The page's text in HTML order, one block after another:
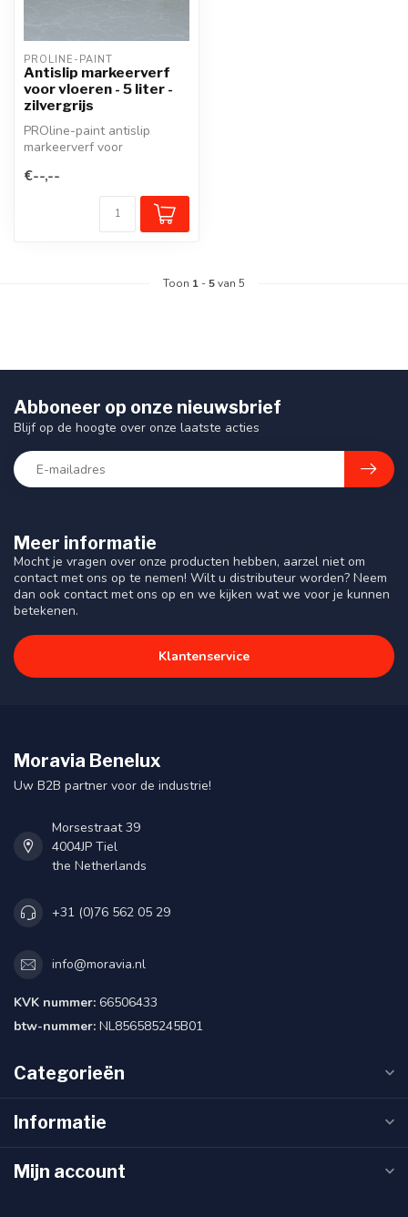
PROLINE-PAINT
Antislip markeerverf
voor vloeren - 5 liter -
zilvergrijs
PROline-paint antislip
markeerverf voor
kwartsgranula...
€--,--
Toon 1 -5van 5
Meer informatie
Mocht je vragen over onze producten hebben, aarzel niet om
contact met ons op te nemen! Wilt u distributeur worden? Neem
dan ook contact met ons op en we kijken wat we voor je kunnen
betekenen.
Klantenservice
Abboneer op onze nieuwsbrief
Blijf op de hoogte over onze laatste acties
Moravia Benelux
Uw B2B partner voor de industrie!
Morsestraat 39
4004JP Tiel
the Netherlands
+31 (0)76 562 05 29
info@moravia.nl
KVK nummer: 66506433
btw-nummer: NL856585245B01
Categorieën
Informatie
Mijn account